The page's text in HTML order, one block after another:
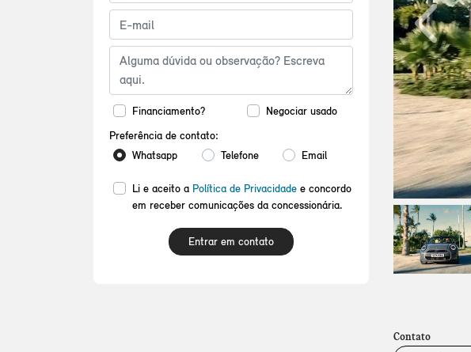
Financiamento?
Negociar usado
Preferência de contato:
Whatsapp
Telefone Email
Li e aceito a Política de Privacidadee concordo
em receber comunicações da concessionária.
Entrar em contato
Anterior
Contato